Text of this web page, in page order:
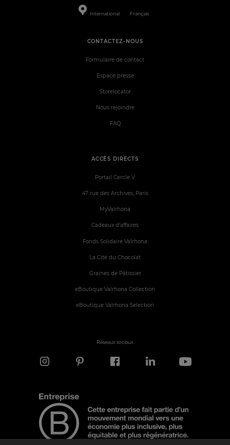
International Français
ACCÈS DIRECTS
Portail Cercle V
47 rue des Archives, Paris
MyValrhona
Cadeaux d'affaires
Fonds Solidaire Valrhona
La Cité du Chocolat
Graines de Pâtissier
eBoutique Valrhona Collection
eBoutique Valrhona Selection
CONTACTEZ-NOUS
Formulaire de contact
Espace presse
Storelocator
Nous rejoindre
FAQ
Réseaux sociaux